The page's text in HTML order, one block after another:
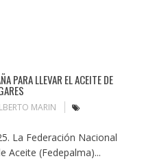
PARA LLEVAR EL ACEITE DE
MARIN
La Federación Nacional
Aceite (Fedepalma)...